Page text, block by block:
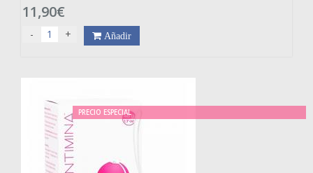
11,90€
- + Añadir
PRECIO ESPECIAL